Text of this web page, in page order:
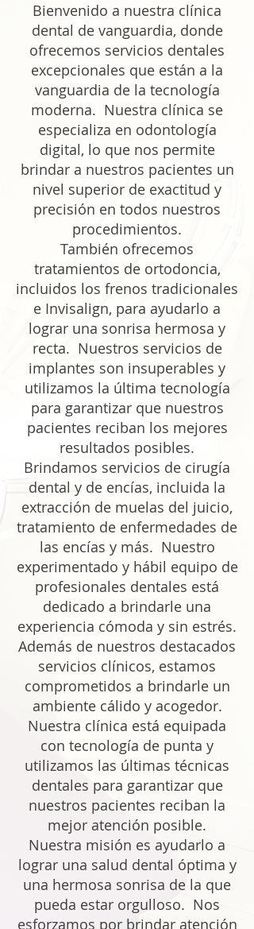
Bienvenido a nuestra clínica
dental de vanguardia, donde
ofrecemos servicios dentales
excepcionales que están a la
vanguardia de la tecnología
moderna. Nuestra clínica se
especializa en odontología
digital, lo que nos permite
brindar a nuestros pacientes un
nivel superior de exactitud y
precisión en todos nuestros
procedimientos.
También ofrecemos
tratamientos de ortodoncia,
incluidos los frenos tradicionales
e Invisalign, para ayudarlo a
lograr una sonrisa hermosa y
recta. Nuestros servicios de
implantes son insuperables y
utilizamos la última tecnología
para garantizar que nuestros
pacientes reciban los mejores
resultados posibles.
Brindamos servicios de cirugía
dental y de encías, incluida la
extracción de muelas del juicio,
tratamiento de enfermedades de
las encías y más. Nuestro
experimentado y hábil equipo de
profesionales dentales está
dedicado a brindarle una
experiencia cómoda y sin estrés.
Además de nuestros destacados
servicios clínicos, estamos
comprometidos a brindarle un
ambiente cálido y acogedor.
Nuestra clínica está equipada
con tecnología de punta y
utilizamos las últimas técnicas
dentales para garantizar que
nuestros pacientes reciban la
mejor atención posible.
Nuestra misión es ayudarlo a
lograr una salud dental óptima y
una hermosa sonrisa de la que
pueda estar orgulloso. Nos
esforzamos por brindar atención